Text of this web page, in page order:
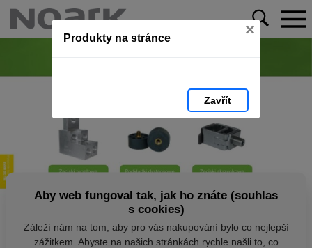
Produkty na stránce ×
Zavřít
Aby web fungoval tak, jak ho znáte (souhlas
s cookies)
Záleží nám na tom, aby pro vás nakupování bylo co nejlepší
zážitkem. Abyste na našich stránkách rychle našli to, co